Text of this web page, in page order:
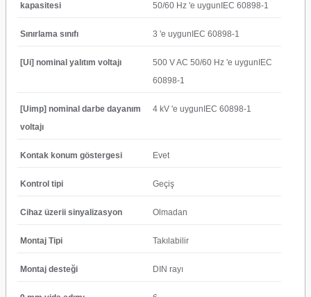
kapasitesi
50/60 Hz 'e uygunIEC 60898-1
Sınırlama sınıfı 3 'e uygunIEC 60898-1
[Ui] nominal yalıtım voltajı
500 V AC 50/60 Hz 'e uygunIEC
60898-1
[Uimp] nominal darbe dayanım
voltajı
4 kV 'e uygunIEC 60898-1
Kontak konum göstergesi Evet
Kontrol tipi Geçiş
Cihaz üzerii sinyalizasyon Olmadan
Montaj Tipi Takılabilir
Montaj desteği DIN rayı